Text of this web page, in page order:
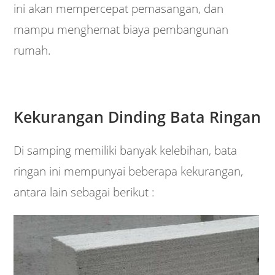
ini akan mempercepat pemasangan, dan
mampu menghemat biaya pembangunan
rumah.
Kekurangan Dinding Bata Ringan
Di samping memiliki banyak kelebihan, bata
ringan ini mempunyai beberapa kekurangan,
antara lain sebagai berikut :